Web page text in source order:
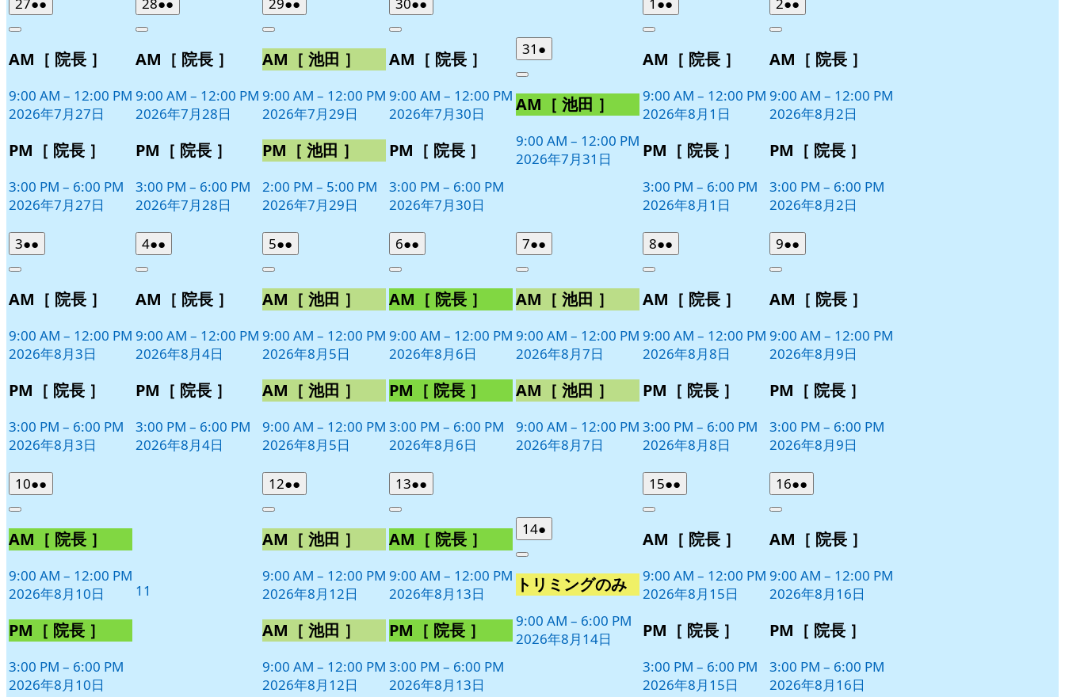
年
月
日
件
イ
ン
ト)
Close
AM［ 院長 ］
9:00 AM – 12:00 PM
2026年7月27日
PM［ 院長 ］
3:00 PM – 6:00 PM
2026年7月27日
年
月
日
件
イ
ン
ト)
Close
AM［ 院長 ］
9:00 AM – 12:00 PM
2026年7月28日
PM［ 院長 ］
3:00 PM – 6:00 PM
2026年7月28日
年
月
日
件
イ
ン
ト)
Close
AM［ 池田 ］
9:00 AM – 12:00 PM
2026年7月29日
PM［ 池田 ］
2:00 PM – 5:00 PM
2026年7月29日
年
月
日
件
イ
ン
ト)
Close
AM［ 院長 ］
9:00 AM – 12:00 PM
2026年7月30日
PM［ 院長 ］
3:00 PM – 6:00 PM
2026年7月30日
31 2026
年
月
日
●
件
イ
ン
ト)
Close
AM［ 池田 ］
9:00 AM – 12:00 PM
2026年7月31日
年
月
日
件
イ
ン
ト)
Close
AM［ 院長 ］
9:00 AM – 12:00 PM
2026年8月1日
PM［ 院長 ］
3:00 PM – 6:00 PM
2026年8月1日
年
月
日
件
イ
ン
ト)
Close
AM［ 院長 ］
9:00 AM – 12:00 PM
2026年8月2日
PM［ 院長 ］
3:00 PM – 6:00 PM
2026年8月2日
32026
年
月
日
●●
件
イ
ン
ト)
Close
AM［ 院長 ］
9:00 AM – 12:00 PM
2026年8月3日
PM［ 院長 ］
3:00 PM – 6:00 PM
2026年8月3日
42026
年
月
日
●●
件
イ
ン
ト)
Close
AM［ 院長 ］
9:00 AM – 12:00 PM
2026年8月4日
PM［ 院長 ］
3:00 PM – 6:00 PM
2026年8月4日
52026
年
月
日
●●
件
イ
ン
ト)
Close
AM［ 池田 ］
9:00 AM – 12:00 PM
2026年8月5日
AM［ 池田 ］
9:00 AM – 12:00 PM
2026年8月5日
62026
年
月
日
●●
件
イ
ン
ト)
Close
AM［ 院長 ］
9:00 AM – 12:00 PM
2026年8月6日
PM［ 院長 ］
3:00 PM – 6:00 PM
2026年8月6日
72026
年
月
日
●●
件
イ
ン
ト)
Close
AM［ 池田 ］
9:00 AM – 12:00 PM
2026年8月7日
AM［ 池田 ］
9:00 AM – 12:00 PM
2026年8月7日
82026
年
月
日
●●
件
イ
ン
ト)
Close
AM［ 院長 ］
9:00 AM – 12:00 PM
2026年8月8日
PM［ 院長 ］
3:00 PM – 6:00 PM
2026年8月8日
92026
年
月
日
●●
件
イ
ン
ト)
Close
AM［ 院長 ］
9:00 AM – 12:00 PM
2026年8月9日
PM［ 院長 ］
3:00 PM – 6:00 PM
2026年8月9日
102026
年
月
日
●●
件
イ
ン
ト)
Close
AM［ 院長 ］
9:00 AM – 12:00 PM
2026年8月10日
PM［ 院長 ］
3:00 PM – 6:00 PM
2026年8月10日
11
122026
年
月
日
●●
件
イ
ン
ト)
Close
AM［ 池田 ］
9:00 AM – 12:00 PM
2026年8月12日
AM［ 池田 ］
9:00 AM – 12:00 PM
2026年8月12日
132026
年
月
日
●●
件
イ
ン
ト)
Close
AM［ 院長 ］
9:00 AM – 12:00 PM
2026年8月13日
PM［ 院長 ］
3:00 PM – 6:00 PM
2026年8月13日
142026
年
月
日
●
件
イ
ン
ト)
Close
トリミングのみ
9:00 AM – 6:00 PM
2026年8月14日
152026
年
月
日
●●
件
イ
ン
ト)
Close
AM［ 院長 ］
9:00 AM – 12:00 PM
2026年8月15日
PM［ 院長 ］
3:00 PM – 6:00 PM
2026年8月15日
162026
年
月
日
●●
件
イ
ン
ト)
Close
AM［ 院長 ］
9:00 AM – 12:00 PM
2026年8月16日
PM［ 院長 ］
3:00 PM – 6:00 PM
2026年8月16日